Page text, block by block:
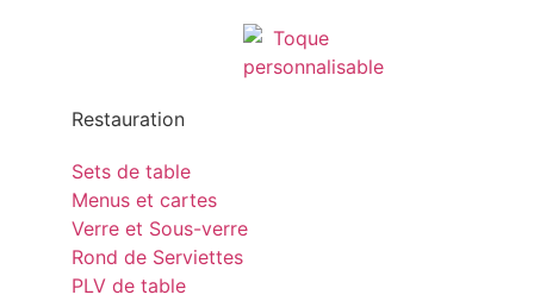
Restauration
Sets de table
Menus et cartes
Verre et Sous-verre
Rond de Serviettes
PLV de table